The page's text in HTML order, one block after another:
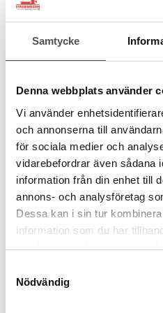
Samtycke
Denna webbplats använder
Vi använder
och annonserna till
för sociala medier och
vidarebefordrar även sådana
information från din enhet till
annons- och analysföretag
Dessa kan i sin tur
information som du har
samlat in när du har använt
Nödvändig
Husqvarna Viking
10-pack spolar
Originalsspolar
Maskingrupp 5-7
99 kr
KÖP